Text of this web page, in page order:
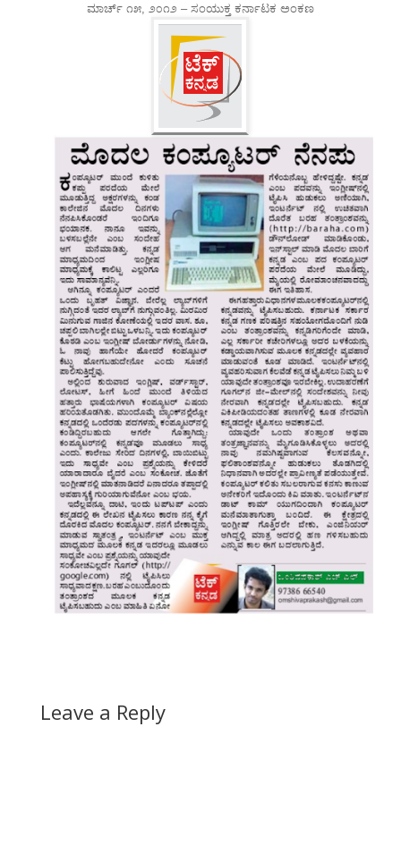
ಮಾರ್ಚ್ ೧೫, ೨೦೧೨ – ಸಂಯುಕ್ತ ಕರ್ನಾಟಕ ಅಂಕಣ
Leave a Reply